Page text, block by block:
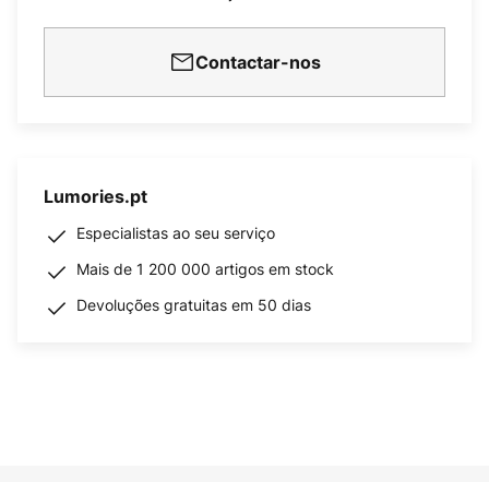
Contactar-nos
Lumories.pt
Especialistas ao seu serviço
Mais de 1 200 000 artigos em stock
Devoluções gratuitas em 50 dias